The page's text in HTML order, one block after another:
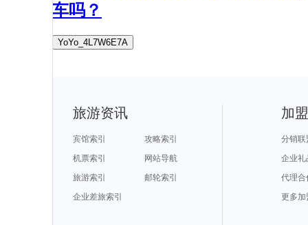
车吗？
YoYo_4L7W6E7A
旅游资讯
宾馆索引
攻略索引
机票索引
网站导航
旅游索引
邮轮索引
企业差旅索引
加
分销联
企业礼
代理合
更多加